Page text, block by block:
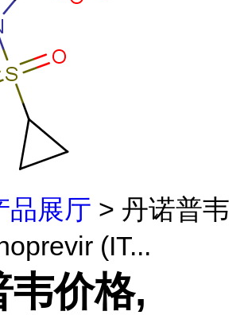
品展厅 > 丹诺普韦
(IT...
韦价格,